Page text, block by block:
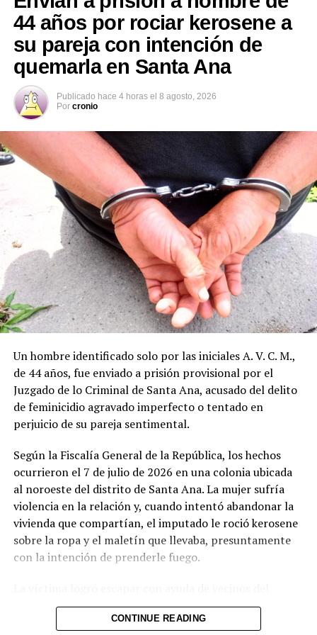
Los agentes de la PNC localizaron a Durán Flores en la
calle principal del barrio La Playa, en Acajutla, y
procedieron a su captura. El detenido fue puesto a
disposición de las autoridades correspondientes para
que se continúe con el proceso legal.
El caso se da en el marco de las denuncias por violencia
prioritaria. La madre de la víctima decidió interponer la
denuncia para frenar las amenazas que venía recibiendo.
Hasta el momento no se han revelado más detalles
sobre el contenido exacto de las amenazas ni sobre el
Comparte esto:
Facebook X
Me gusta esto:
44 años por rociar kerosene a
su pareja con intención de
quemarla en Santa Ana
Publicado hace 4 horas el 8 agosto, 2026
Por cronio
Un hombre identificado solo por las iniciales A. V. C. M.,
de 44 años, fue enviado a prisión provisional por el
Juzgado de lo Criminal de Santa Ana, acusado del delito
de feminicidio agravado imperfecto o tentado en
perjuicio de su pareja sentimental.
Según la Fiscalía General de la República, los hechos
ocurrieron el 7 de julio de 2026 en una colonia ubicada
al noroeste del distrito de Santa Ana. La mujer sufría
violencia en la relación y, cuando intentó abandonar la
vivienda que compartían, el imputado le roció kerosene
sobre la ropa y el maletín que llevaba, presuntamente
con la intención de prenderle fuego.
sector e interpuso la denuncia ante la Policía Nacional
Civil, que capturó al hombre en flagrancia. El kerosene
CONTINUE READING